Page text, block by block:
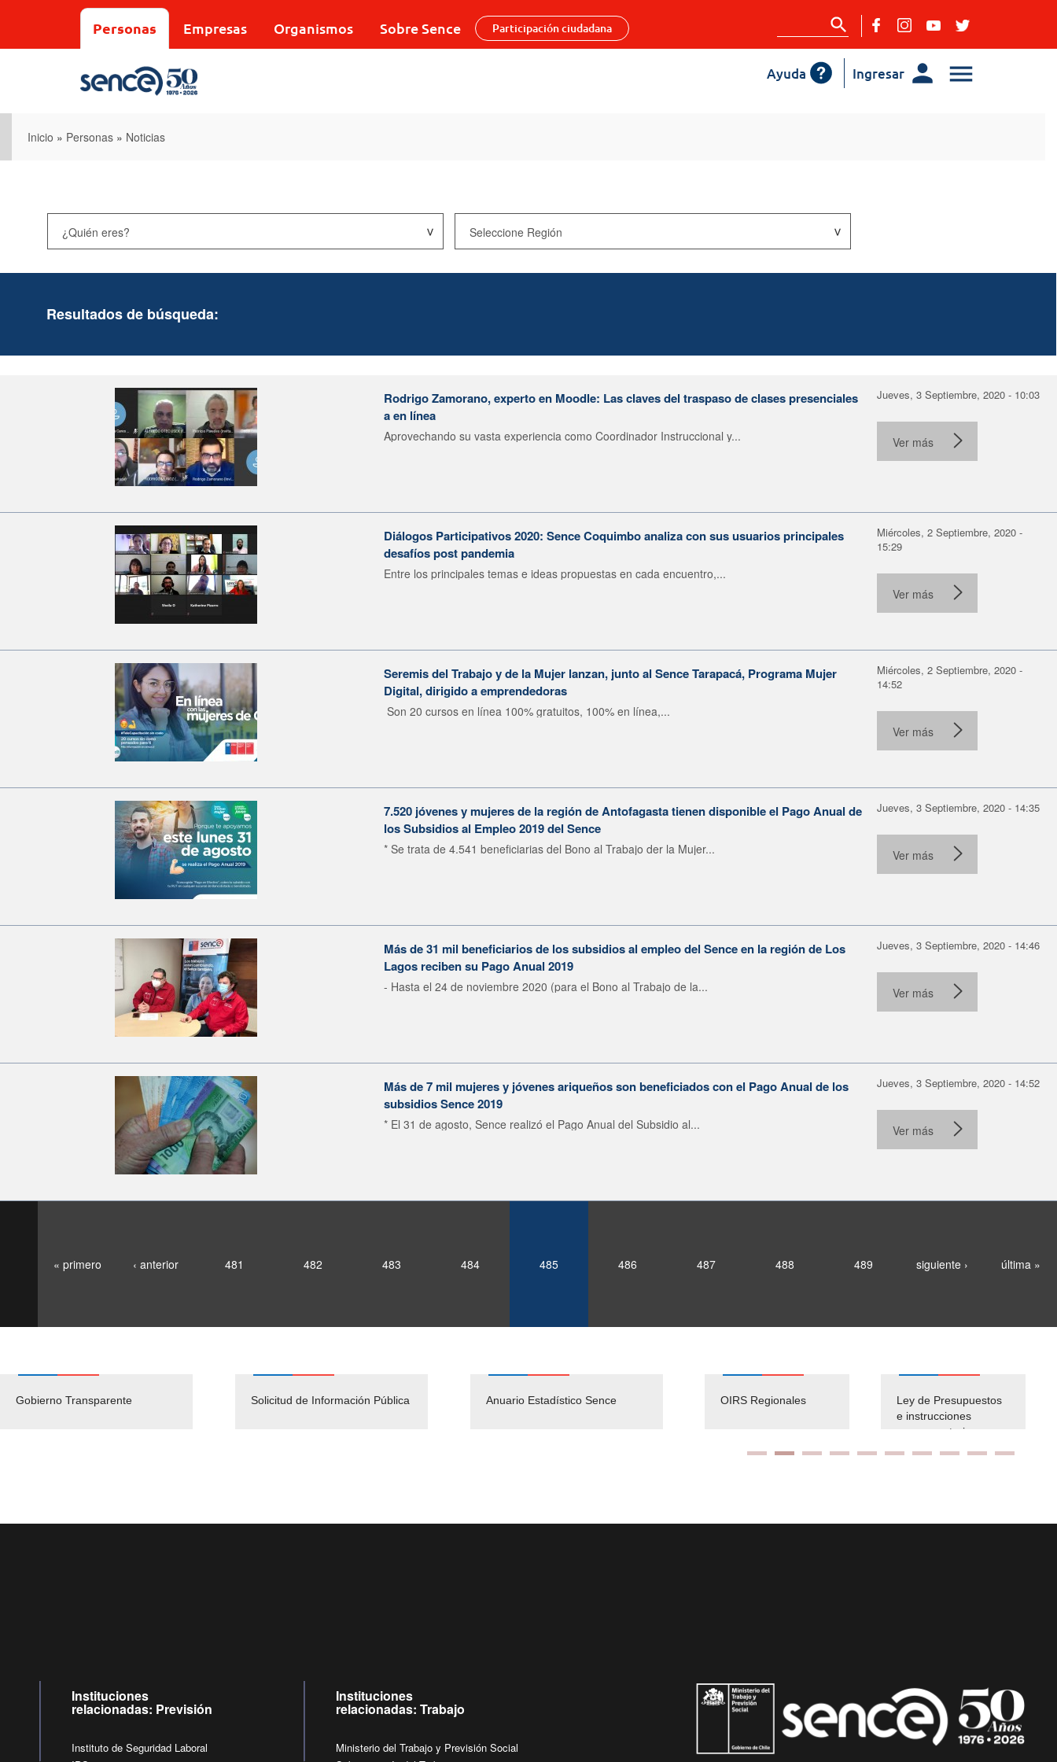
Personas Empresas Organismos Sobre Sence Participación ciudadana
Ingresar
Ayuda
Inicio » Personas » Noticias
Resultados de búsqueda:
Rodrigo Zamorano, experto en Moodle: Las claves del traspaso de clases presenciales
a en línea
Aprovechando su vasta experiencia como Coordinador Instruccional y...
Jueves, 3 Septiembre, 2020 - 10:03
Ver más
Diálogos Participativos 2020: Sence Coquimbo analiza con sus usuarios principales
desafíos post pandemia
Entre los principales temas e ideas propuestas en cada encuentro,...
Miércoles, 2 Septiembre, 2020 -
15:29
Ver más
Seremis del Trabajo y de la Mujer lanzan, junto al Sence Tarapacá, Programa Mujer
Digital, dirigido a emprendedoras
Son 20 cursos en línea 100% gratuitos, 100% en línea,...
Miércoles, 2 Septiembre, 2020 -
14:52
Ver más
7.520 jóvenes y mujeres de la región de Antofagasta tienen disponible el Pago Anual de
los Subsidios al Empleo 2019 del Sence
* Se trata de 4.541 beneficiarias del Bono al Trabajo der la Mujer...
Jueves, 3 Septiembre, 2020 - 14:35
Ver más
Más de 31 mil beneficiarios de los subsidios al empleo del Sence en la región de Los
Lagos reciben su Pago Anual 2019
- Hasta el 24 de noviembre 2020 (para el Bono al Trabajo de la...
Jueves, 3 Septiembre, 2020 - 14:46
Ver más
Más de 7 mil mujeres y jóvenes ariqueños son beneficiados con el Pago Anual de los
subsidios Sence 2019
* El 31 de agosto, Sence realizó el Pago Anual del Subsidio al...
Jueves, 3 Septiembre, 2020 - 14:52
Ver más
« primero ‹ anterior 481 482 483 484 485 486 487 488 489 siguiente › última »
Gobierno Transparente Solicitud de Información Pública Anuario Estadístico Sence
Pago Proveedores
Empleos Públicos
Solicitud Audiencias y
OIRS Regionales
Ley de Presupuestos
e instrucciones
presuspuetarias
Instituciones
relacionadas: Previsión
Instituto de Seguridad Laboral
Instituciones
relacionadas: Trabajo
Ministerio del Trabajo y Previsión Social